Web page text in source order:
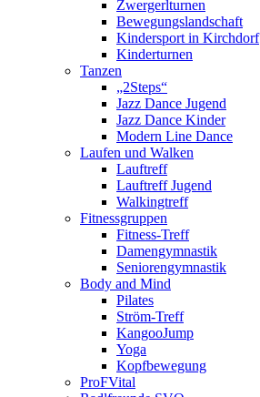
Zwergerlturnen
Bewegungslandschaft
Kindersport in Kirchdorf
Kinderturnen
Tanzen
„2Steps“
Jazz Dance Jugend
Jazz Dance Kinder
Modern Line Dance
Laufen und Walken
Lauftreff
Lauftreff Jugend
Walkingtreff
Fitnessgruppen
Fitness-Treff
Damengymnastik
Seniorengymnastik
Body and Mind
Pilates
Ström-Treff
KangooJump
Yoga
Kopfbewegung
ProFVital